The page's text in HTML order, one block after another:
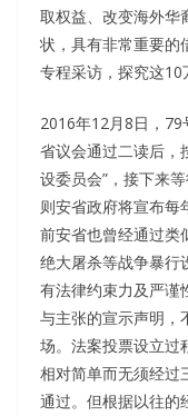
取权益、改变海外华
状，具有非常重要的
专程采访，探究这10
2016年12月8日，
省议会通过二读后，
设委员会”，接下来
则安省政府将宣布每
前安省也曾经通过类
绝大屠杀等战争暴行
有法律约束力及严谨
与主张的宣示声明，
场。法案投票设立过
相对简单而无须经过
通过。但根据以往的